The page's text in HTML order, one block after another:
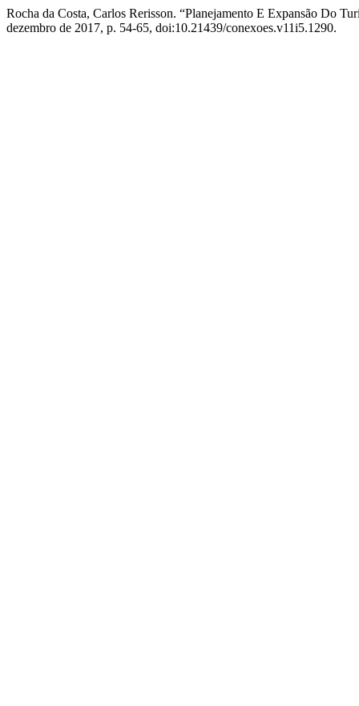
Rocha da Costa, Carlos Rerisson. “Planejamento E Expansão Do
dezembro de 2017, p. 54-65, doi:10.21439/conexoes.v11i5.1290.